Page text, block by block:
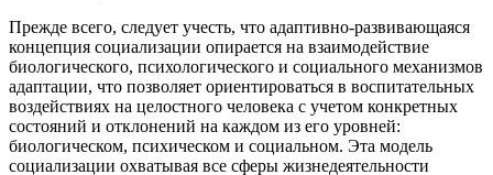
Прежде всего, следует учесть, что адаптивно-развивающаяся
концепция социализации опирается на взаимодействие
биологического, психологического и социального механизмов
адаптации, что позволяет ориентироваться в воспитательных
воздействиях на целостного человека с учетом конкретных
состояний и отклонений на каждом из его уровней:
биологическом, психическом и социальном. Эта модель
социализации охватывая все сферы жизнедеятельности